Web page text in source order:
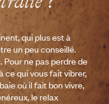
qui plus est à
un peu conseillé.
Pour ne pas perdre de
ce qui vous fait vibrer,
où il fait bon vivre,
le relax